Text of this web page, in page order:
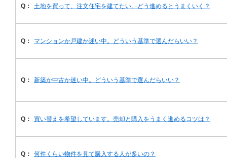
Q： 土地を買って、注文住宅を建てたい。どう進めるとうまくいく？
Q： マンションか戸建か迷い中。どういう基準で選んだらいい？
Q： 新築か中古か迷い中。どういう基準で選んだらいい？
Q： 買い替えを希望しています。売却と購入をうまく進めるコツは？
Q： 何件くらい物件を見て購入する人が多いの？